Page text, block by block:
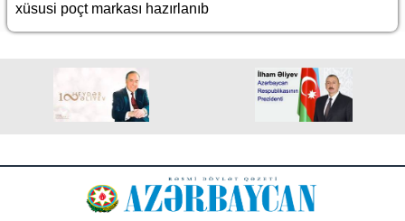
xüsusi poçt markası hazırlanıb